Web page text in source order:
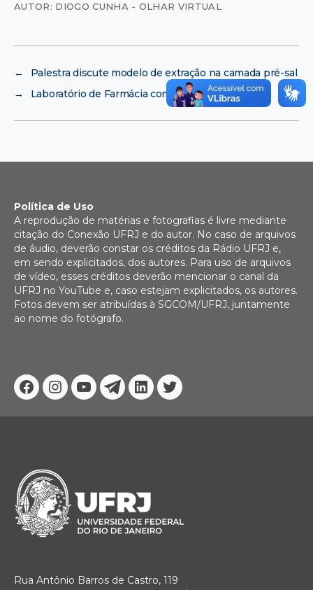
AUTOR: DIOGO CUNHA - OLHAR VIRTUAL
←
Palestra discute modelo de extração na camada pré-sal
→
Laboratório de Farmácia completa 15 anos
Facebook
Instagram
YoutubeTelegram
Linkedin
Twitter
Política de Uso
A reprodução de matérias e fotografias é livre mediante
citação do Conexão UFRJ e do autor. No caso de arquivos
de áudio, deverão constar os créditos da Rádio UFRJ e,
em sendo explicitados, dos autores. Para uso de arquivos
de vídeo, esses créditos deverão mencionar o canal da
UFRJ no YouTube e, caso estejam explicitados, os autores.
Fotos devem ser atribuídas à SGCOM/UFRJ, juntamente
ao nome do fotógrafo.
Rua Antônio Barros de Castro, 119